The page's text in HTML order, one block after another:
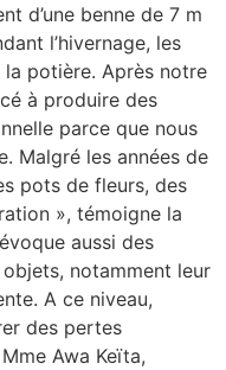
d’une benne de 7 m
l’hivernage, les
potière. Après notre
à produire des
parce que nous
Malgré les années de
pots de fleurs, des
», témoigne la
aussi des
notamment leur
A ce niveau,
des pertes
Awa Keïta,